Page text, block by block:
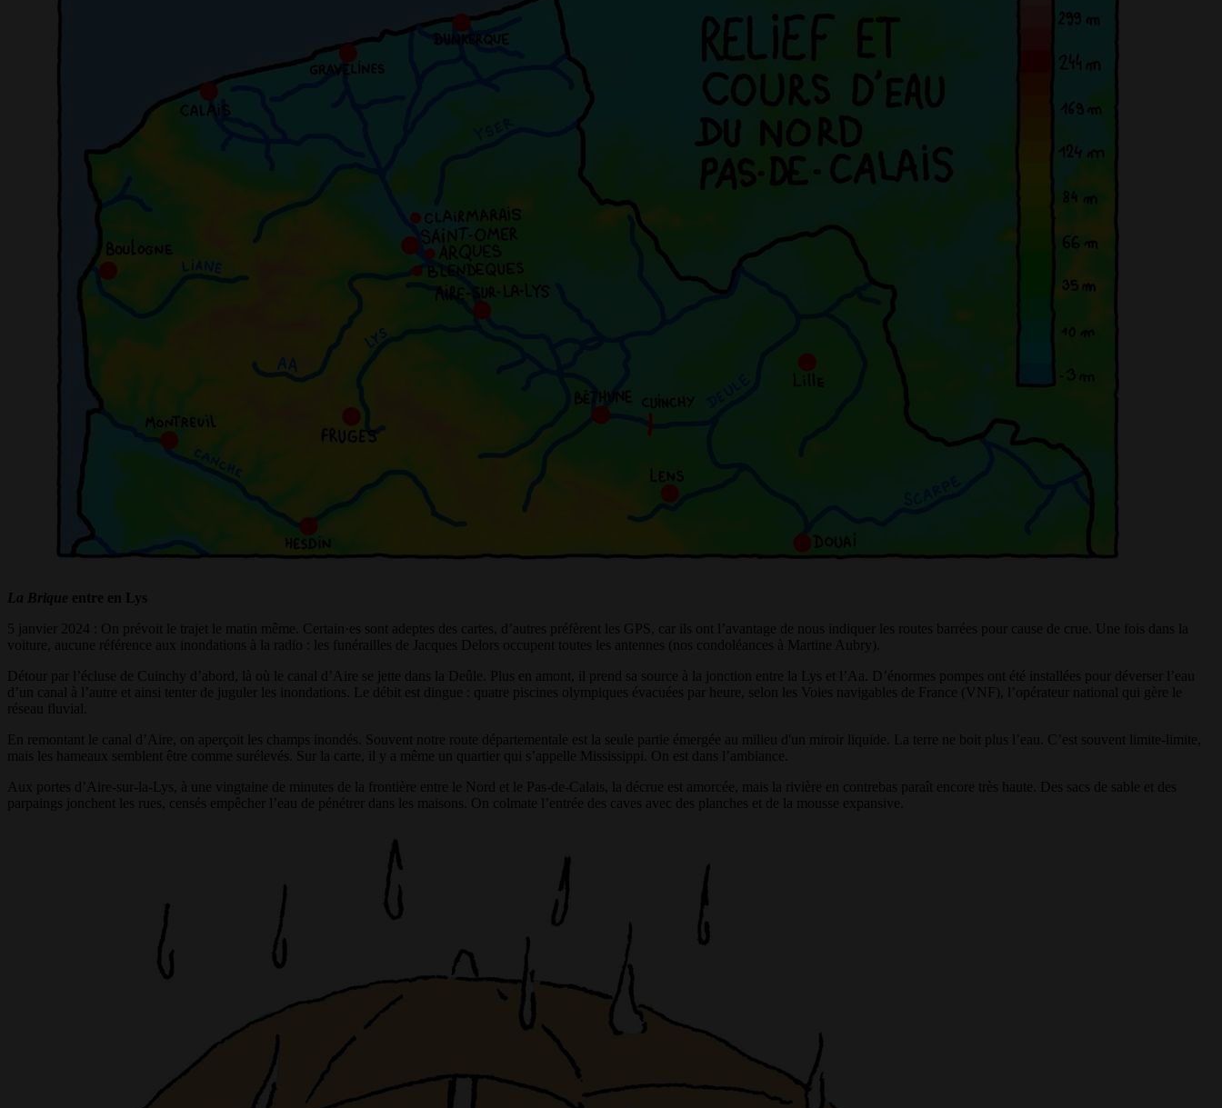
La Brique entre en Lys
5 janvier 2024 : On prévoit le trajet le matin même. Certain·es sont adeptes des cartes, d’autres préfèrent les GPS, car ils ont l’avantage de nous indiquer les routes barrées pour cause de crue. Une fois dans la
voiture, aucune référence aux inondations à la radio : les funérailles de Jacques Delors occupent toutes les antennes (nos condoléances à Martine Aubry).
Détour par l’écluse de Cuinchy d’abord, là où le canal d’Aire se jette dans la Deûle. Plus en amont, il prend sa source à la jonction entre la Lys et l’Aa. D’énormes pompes ont été installées pour déverser l’eau
d’un canal à l’autre et ainsi tenter de juguler les inondations. Le débit est dingue : quatre piscines olympiques évacuées par heure, selon les Voies navigables de France (VNF), l’opérateur national qui gère le
réseau fluvial.
En remontant le canal d’Aire, on aperçoit les champs inondés. Souvent notre route départementale est la seule partie émergée au milieu d'un miroir liquide. La terre ne boit plus l’eau. C’est souvent limite-limite,
mais les hameaux semblent être comme surélevés. Sur la carte, il y a même un quartier qui s’appelle Mississippi. On est dans l’ambiance.
Aux portes d’Aire-sur-la-Lys, à une vingtaine de minutes de la frontière entre le Nord et le Pas-de-Calais, la décrue est amorcée, mais la rivière en contrebas paraît encore très haute. Des sacs de sable et des
parpaings jonchent les rues, censés empêcher l’eau de pénétrer dans les maisons. On colmate l’entrée des caves avec des planches et de la mousse expansive.